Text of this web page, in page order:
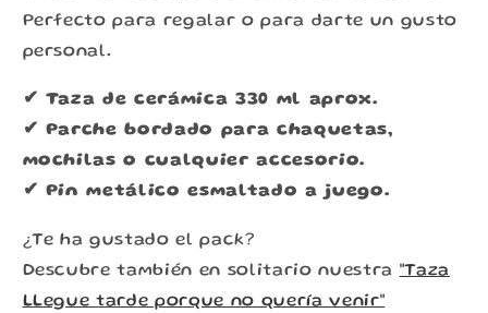
Perfecto para regalar o para darte un gusto
personal.
✔ Taza de cerámica 330 ml aprox.
✔ Parche bordado para chaquetas,
mochilas o cualquier accesorio.
✔ Pin metálico esmaltado a juego.
¿Te ha gustado el pack?
Descubre también en solitario nuestra "Taza
LLegue tarde porque no quería venir"